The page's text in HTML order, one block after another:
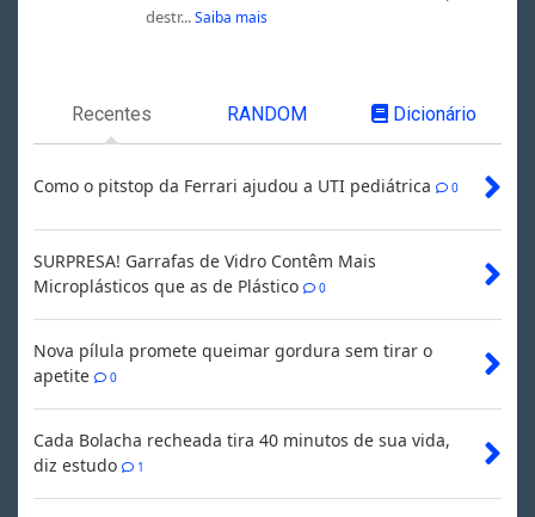
destr... Saiba mais
Recentes RANDOM Dicionário
Como o pitstop da Ferrari ajudou a UTI pediátrica 0
SURPRESA! Garrafas de Vidro Contêm Mais
Microplásticos que as de Plástico
0
Nova pílula promete queimar gordura sem tirar o
apetite
0
Cada Bolacha recheada tira 40 minutos de sua vida,
diz estudo
1